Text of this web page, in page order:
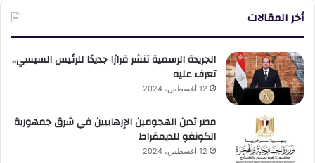
أخر المقالات
الجريدة الرسمية تنشر قرارًا جديدًا للرئيس السيسي..
تعرف عليه
12 أغسطس، 2024
مصر تدين الهجومين الإرهابيين في شرق جمهورية
الكونغو للديمقراط
12 أغسطس، 2024